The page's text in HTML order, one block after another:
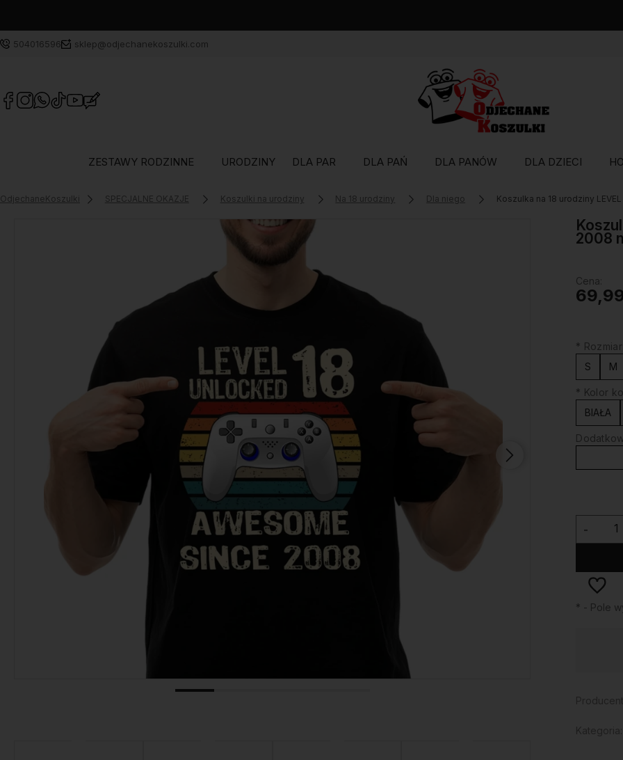
504016596 sklep@odjechanekoszulki.com
ZESTAWY RODZINNE URODZINY DLA PAR DLA PAŃ DLA PANÓW DLA DZIECI
OdjechaneKoszulki SPECJALNE OKAZJE Koszulki na urodziny Na 18 urodziny Dla niego Koszulka na 18 urodziny
2008
Cena:
*
S
M
* Kolor
BIAŁA
-
* - Pole
- Orlen Paczka Dostępność: